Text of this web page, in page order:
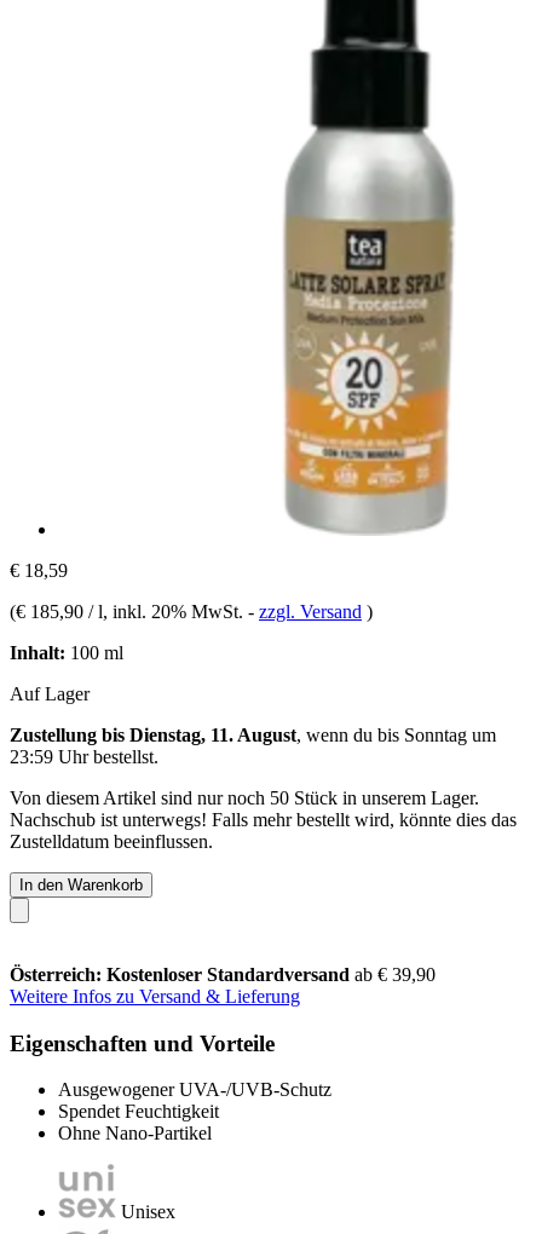
€ 18,59
(€ 185,90 / l, inkl. 20% MwSt. - zzgl. Versand )
Inhalt: 100 ml
Auf Lager
Zustellung bis Dienstag, 11. August, wenn du bis Sonntag um
23:59 Uhrbestellst.
Von diesem Artikel sind nur noch 50 Stück in unserem Lager.
Nachschub ist unterwegs! Falls mehr bestellt wird, könnte dies das
Zustelldatum beeinflussen.
In den Warenkorb
Österreich: Kostenloser Standardversand ab € 39,90
Weitere Infos zu Versand & Lieferung
Eigenschaften und Vorteile
Ausgewogener UVA-/UVB-Schutz
Spendet Feuchtigkeit
Ohne Nano-Partikel
Unisex